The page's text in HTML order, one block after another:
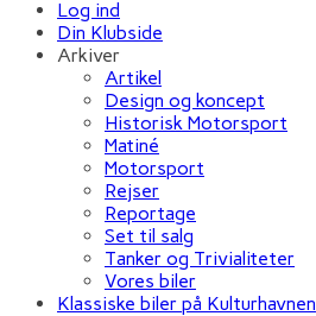
Log ind
Din Klubside
Arkiver
Artikel
Design og koncept
Historisk Motorsport
Matiné
Motorsport
Rejser
Reportage
Set til salg
Tanker og Trivialiteter
Vores biler
Klassiske biler på Kulturhavnen